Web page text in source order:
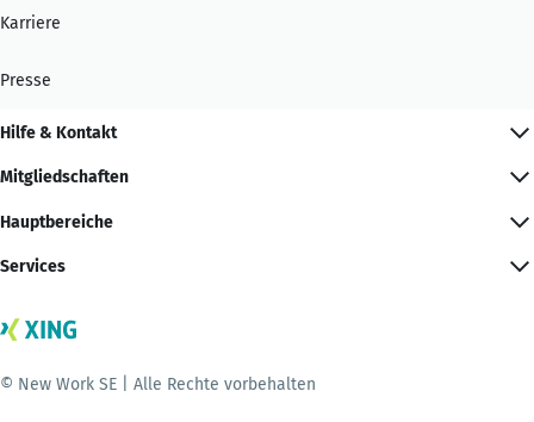
Karriere
Presse
Hilfe & Kontakt
Mitgliedschaften
Hauptbereiche
Services
© New Work SE | Alle Rechte vorbehalten